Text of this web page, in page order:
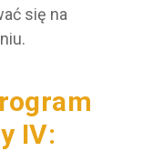
się na
IV: